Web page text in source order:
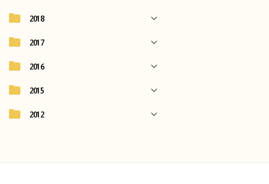
2018
2017
2016
2015
2012